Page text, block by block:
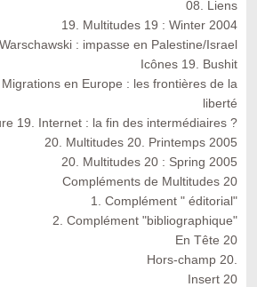
08. Liens
19. Multitudes 19 : Winter 2004
: impasse en Palestine/Israel
Icônes 19. Bushit
en Europe : les frontières de la
liberté
19. Internet : la fin des intermédiaires ?
20. Multitudes 20. Printemps 2005
20. Multitudes 20 : Spring 2005
Compléments de Multitudes 20
1. Complément " éditorial"
2. Complément "bibliographique"
En Tête 20
Hors-champ 20.
Insert 20